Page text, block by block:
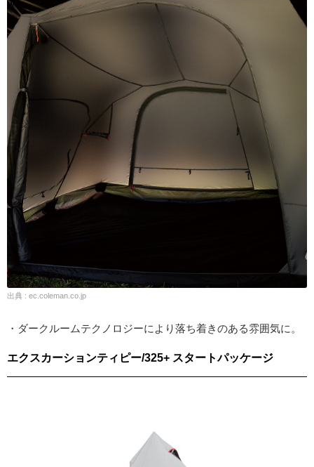
出典 : ec.coleman.co.jp
・ダークルームテクノロジーにより落ち着きのある雰囲気に。
エクスカーションティピー/325+ スタートパッケージ